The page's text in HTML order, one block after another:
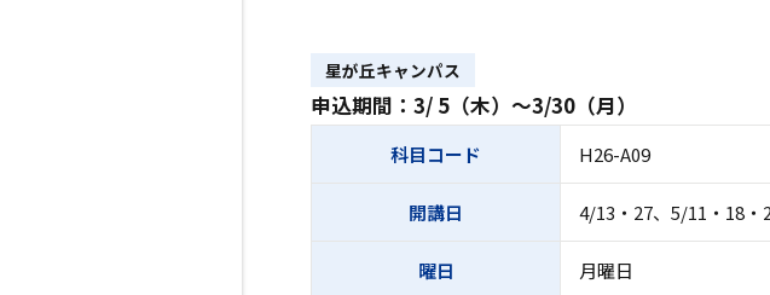
星が丘キャンパス
申込期間：3/ 5（木）～3/30（月）
科目コード H26-A09
開講日 4/13・27、5/11・18
曜日 月曜日